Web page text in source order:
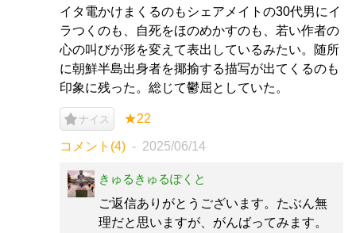
イタ電かけまくるのもシェアメイトの30代男にイ
ラつくのも、自死をほのめかすのも、若い作者の
心の叫びが形を変えて表出しているみたい。随所
に朝鮮半島出身者を揶揄する描写が出てくるのも
印象に残った。総じて鬱屈としていた。
ナイス ★22
コメント(4) 2025/06/14
きゅるきゅるぽくと
ご返信ありがとうございます。たぶん無
理だと思いますが、がんばってみます。